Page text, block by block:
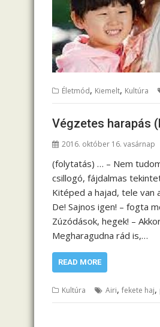
Életmód, Kiemelt, Kultúra
Végzetes harapás
2016. október 16. vasárnap
(folytatás) … – Nem
csillogó, fájdalmas
Kitéped a hajad, tele van
De! Sajnos igen! – fogta
Zúzódások, hegek! –
Megharagudna rád is,…
READ MORE
Kultúra Airi, fekete haj,